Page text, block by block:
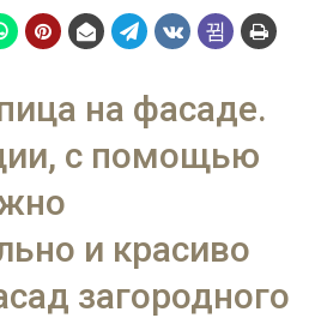
на фасаде.
с помощью
и красиво
загородного